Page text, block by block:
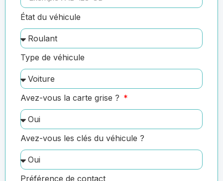
État du véhicule
Type de véhicule
Avez-vous la carte grise ?
Avez-vous les clés du véhicule ?
Préférence de contact